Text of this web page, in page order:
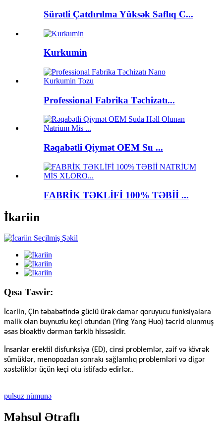
Sürətli Çatdırılma Yüksək Saflıq C...
Kurkumin
Professional Fabrika Təchizatı...
Rəqabətli Qiymət OEM Su ...
FABRİK TƏKLİFİ 100% TƏBİİ ...
İkariin
Qısa Təsvir:
İcariin, Çin təbabətində güclü ürək-damar qoruyucu funksiyalara
malik olan buynuzlu keçi otundan (Ying Yang Huo) təcrid olunmuş
əsas bioaktiv dərman tərkib hissəsidir.
İnsanlar erektil disfunksiya (ED), cinsi problemlər, zəif və kövrək
sümüklər, menopozdan sonrakı sağlamlıq problemləri və digər
xəstəliklər üçün keçi otu istifadə edirlər..
pulsuz nümunə
Məhsul Ətraflı